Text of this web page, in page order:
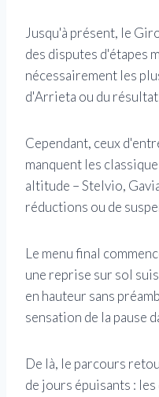
Jusqu'à présent, le
des disputes d'étapes
nécessairement les
d'Arrieta ou du
Cependant, ceux
manquent les
altitude – Stelvio,
réductions ou de
Le menu final
une reprise sur sol
en hauteur sans
sensation de la pause
De là, le parcours
de jours épuisants :